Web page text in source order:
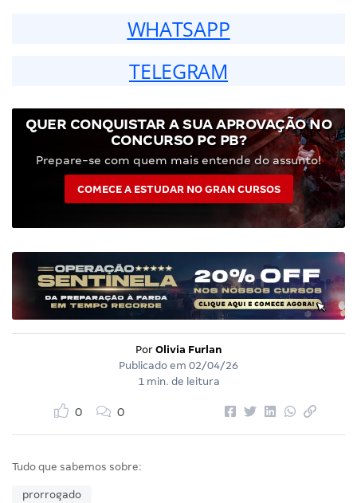
WHATSAPP
TELEGRAM
QUER CONQUISTAR A SUA APROVAÇÃO NO
CONCURSO PC PB?
Prepare-se com quem mais entende do assunto!
COMECE A ESTUDAR NO GRAN CURSOS
Por Olivia Furlan
Publicado em 02/04/26
1 min. de leitura
0 0
Tudo que sabemos sobre:
prorrogado